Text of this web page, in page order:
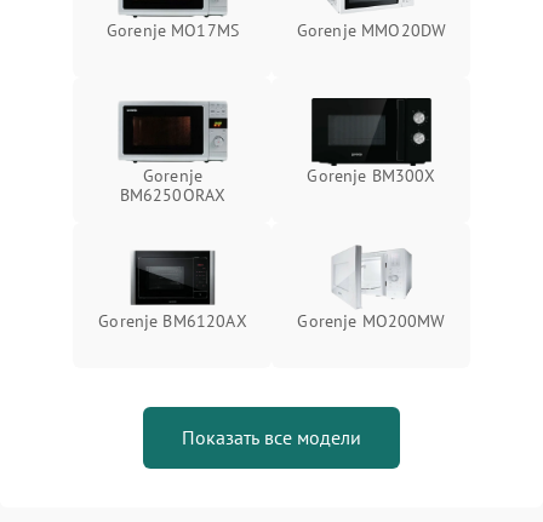
Gorenje MO17MS Gorenje MMO20DW
Gorenje
BM6250ORAX
Gorenje BM300X
Gorenje BM6120AX Gorenje MO200MW
Показать все модели